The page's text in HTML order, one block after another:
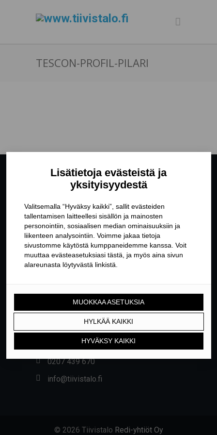
TESCON-PROFIL-PILARI
YHTEYSTIEDOT
Yrittäjäntie 24, 01800 KLAUKKALA
0207 439 670
info@tiivistalo.fi
© 2026 Tiivistalo Redi-yhtiöt Oy